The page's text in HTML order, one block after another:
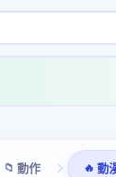
📁 動作 🔥 動